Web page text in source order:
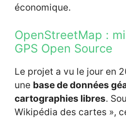
économique.
OpenStreetMap :
GPS Open Source
Le projet a vu le jour en
une base de données
cartographies libres.
Wikipédia des cartes »,